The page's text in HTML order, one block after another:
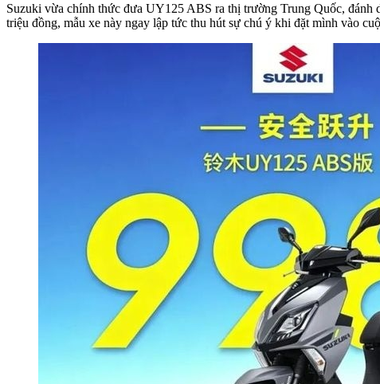
Suzuki vừa chính thức đưa UY125 ABS ra thị trường Trung Quốc, đánh
triệu đồng, mẫu xe này ngay lập tức thu hút sự chú ý khi đặt mình vào